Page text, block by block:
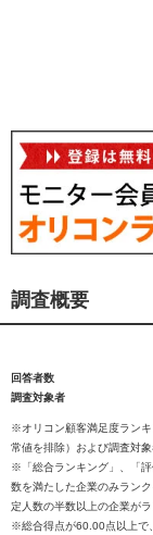
調査概要
回答者数
調査対象者
※オリコン顧客満足度ラン
常値を排除）および調査対
※「総合ランキング」、「
数を満たした企業のみラン
定人数の半数以上の企業が
※総合得点が60.00点以上で